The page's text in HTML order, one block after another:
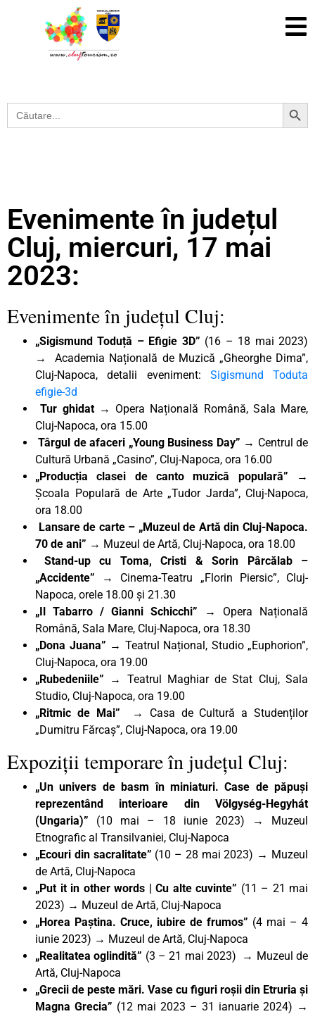
Search
for:
Search Button
Evenimente în județul
Cluj, miercuri, 17 mai
2023:
Evenimente în județul Cluj:
„Sigismund Toduță – Efigie 3D” (16 – 18 mai 2023)
→ Academia Națională de Muzică „Gheorghe Dima”,
Cluj-Napoca, detalii eveniment: Sigismund Toduta
efigie-3d
Tur ghidat→ Opera Națională Română, Sala Mare,
Cluj-Napoca, ora 15.00
Târgul de afaceri „Young Business Day” → Centrul de
Cultură Urbană „Casino”, Cluj-Napoca, ora 16.00
„Producția clasei de canto muzică populară” →
Școala Populară de Arte „Tudor Jarda”, Cluj-Napoca,
ora 18.00
Lansare de carte – „Muzeul de Artă din Cluj-Napoca.
70 de ani” → Muzeul de Artă, Cluj-Napoca, ora 18.00
Stand-up cu Toma, Cristi & Sorin Pârcălab –
„Accidente” → Cinema-Teatru „Florin Piersic”, Cluj-
Napoca, orele 18.00 și 21.30
„Il Tabarro / Gianni Schicchi” → Opera Națională
Română, Sala Mare, Cluj-Napoca, ora 18.30
„Dona Juana” → Teatrul Național, Studio „Euphorion”,
Cluj-Napoca, ora 19.00
„Rubedeniile” → Teatrul Maghiar de Stat Cluj, Sala
Studio, Cluj-Napoca, ora 19.00
„Ritmic de Mai” → Casa de Cultură a Studenților
„Dumitru Fărcaș”, Cluj-Napoca, ora 19.00
Expoziții temporare în județul Cluj:
„Un univers de basm în miniaturi. Case de păpuși
reprezentând interioare din Völgység-Hegyhát
(Ungaria)” (10 mai – 18 iunie 2023) → Muzeul
Etnografic al Transilvaniei, Cluj-Napoca
„Ecouri din sacralitate” (10 – 28 mai 2023) → Muzeul
de Artă, Cluj-Napoca
„Put it in other words | Cu alte cuvinte” (11 – 21 mai
2023) → Muzeul de Artă, Cluj-Napoca
„Horea Paștina. Cruce, iubire de frumos” (4 mai – 4
iunie 2023) → Muzeul de Artă, Cluj-Napoca
„Realitatea oglindită” (3 – 21 mai 2023) → Muzeul de
Artă, Cluj-Napoca
„Grecii de peste mări. Vase cu figuri roșii din Etruria și
Magna Grecia” (12 mai 2023 – 31 ianuarie 2024) →